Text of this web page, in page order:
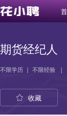
期货经纪人
不限学历 | 不限经验 |
收藏